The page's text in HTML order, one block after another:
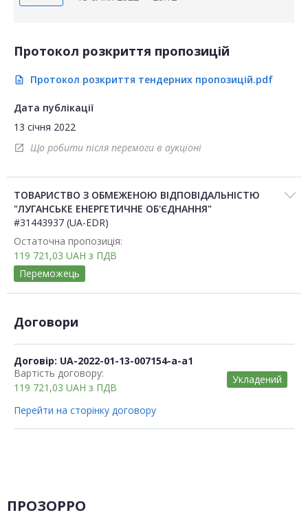
Протокол розкриття пропозицій
description Протокол розкриття тендерних пропозицій.pdf
Дата публікації
13 січня 2022
open_in_new Що робити після перемоги в аукціоні
ТОВАРИСТВО З ОБМЕЖЕНОЮ ВІДПОВІДАЛЬНІСТЮ
"ЛУГАНСЬКЕ ЕНЕРГЕТИЧНЕ ОБ'ЄДНАННЯ"
#31443937 (UA-EDR)
Остаточна пропозиція:
119 721,03 UAH з ПДВ
Переможець
Договори
Договір: UA-2022-01-13-007154-a-a1
Вартість договору:
119 721,03 UAH з ПДВ
Укладений
Перейти на сторінку договору
ПРОЗОРРО